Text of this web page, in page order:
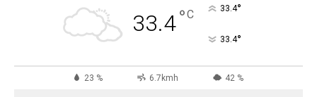
33.4°C 33.4°
33.4°
23 % 6.7kmh 42 %